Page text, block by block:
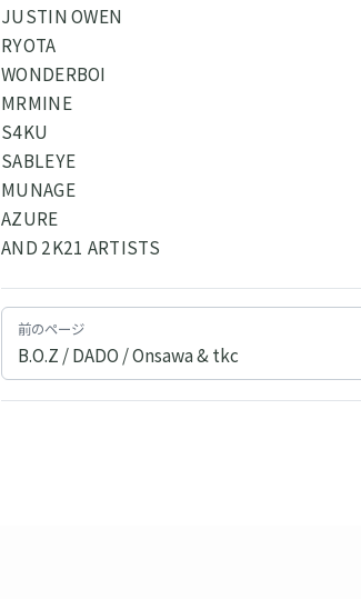
JUSTIN OWEN
RYOTA
WONDERBOI
MRMINE
S4KU
SABLEYE
MUNAGE
AZURE
AND 2K21 ARTISTS
前のページ
B.O.Z / DADO / Onsawa & tkc